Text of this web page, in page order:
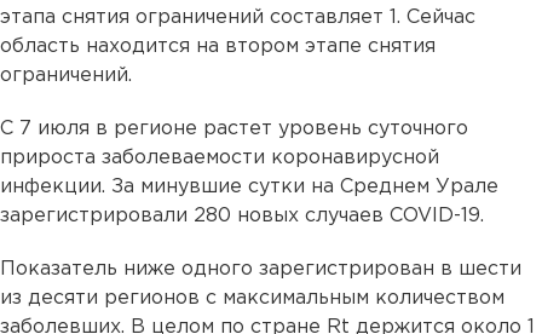
этапа снятия ограничений составляет 1. Сейчас
область находится на втором этапе снятия
ограничений.
С 7 июля в регионе растет уровень суточного
прироста заболеваемости коронавирусной
инфекции. За минувшие сутки на Среднем Урале
зарегистрировали 280 новых случаев COVID-19.
Показатель ниже одного зарегистрирован в шести
из десяти регионов с максимальным количеством
заболевших. В целом по стране Rt держится около 1